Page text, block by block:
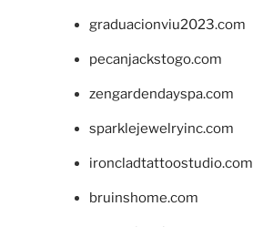
graduacionviu2023.com
pecanjackstogo.com
zengardendayspa.com
sparklejewelryinc.com
ironcladtattoostudio.com
bruinshome.com